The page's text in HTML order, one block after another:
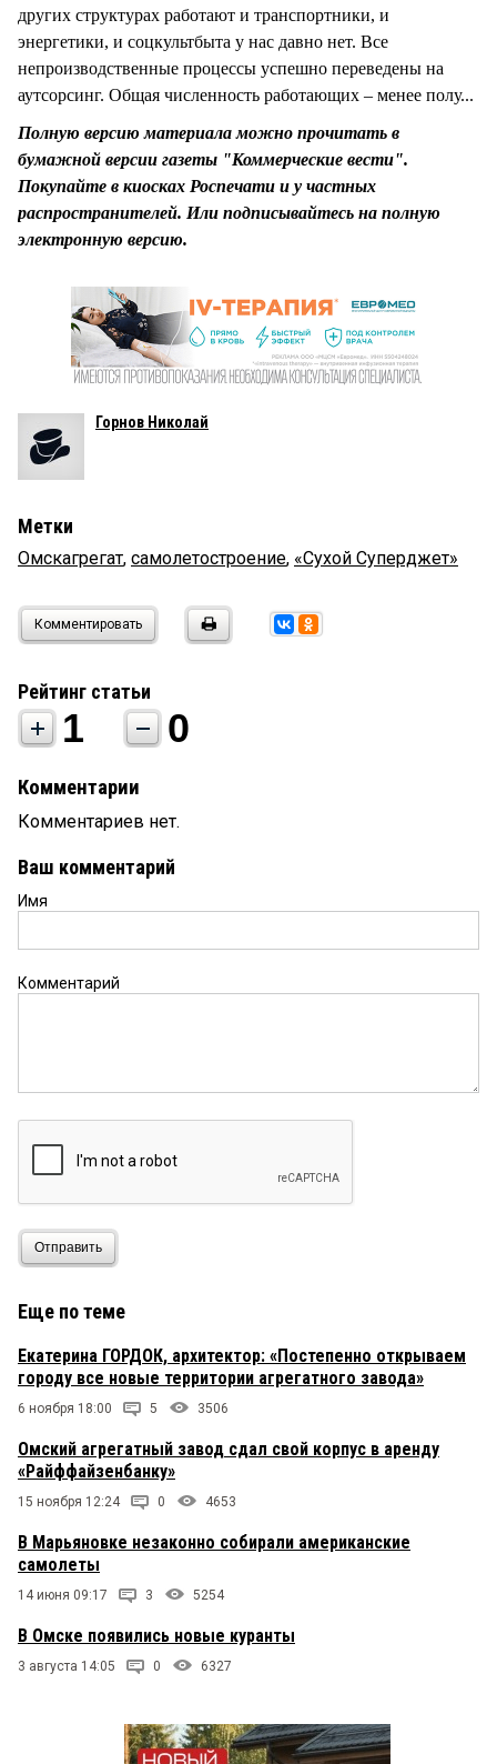
других структурах работают и транспортники, и
энергетики, и соцкультбыта у нас давно нет. Все
непроизводственные процессы успешно переведены на
аутсорсинг. Общая численность работающих – менее полу...
Полную версию материала можно прочитать в
бумажной версии газеты "Коммерческие вести".
Покупайте в киосках Роспечати и у частных
распространителей. Или подписывайтесь на полную
электронную версию.
Горнов Николай
Метки
Омскагрегат, самолетостроение, «Сухой Суперджет»
Комментировать
Рейтинг статьи
1 0
Комментарии
Комментариев нет.
Ваш комментарий
Имя
Комментарий
Отправить
Еще по теме
Екатерина ГОРДОК, архитектор: «Постепенно открываем
городу все новые территории агрегатного завода»
6 ноября 18:00 5 3506
Омский агрегатный завод сдал свой корпус в аренду
«Райффайзенбанку»
15 ноября 12:24 0 4653
В Марьяновке незаконно собирали американские
самолеты
14 июня 09:17 3 5254
В Омске появились новые куранты
3 августа 14:05 0 6327